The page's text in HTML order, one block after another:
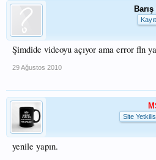
Şimdide videoyu açıyor ama error fln
29 Ağustos 2010
Site
yenile yapın.